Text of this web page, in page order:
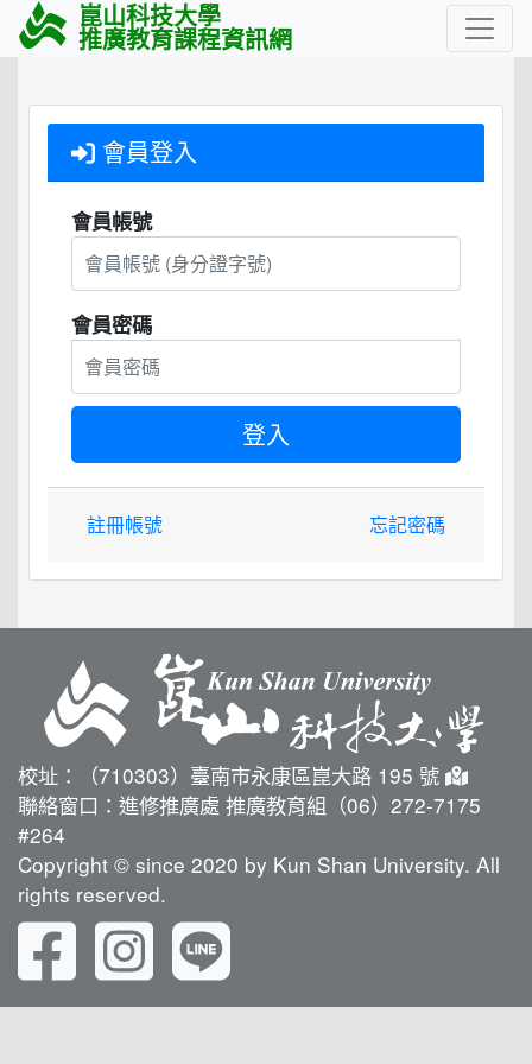
崑山科技大學
推廣教育課程資訊網
會員登入
會員帳號
會員密碼
註冊帳號 忘記密碼
校址：（710303）臺南市永康區崑大路 195 號
聯絡窗口：進修推廣處 推廣教育組（06）272-7175
#264
Copyright © since 2020 by Kun Shan University. All
rights reserved.